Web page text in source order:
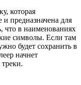
которая
и предназначена для
что в наименованиях
символы. Если там
будет сохранить в
начнет